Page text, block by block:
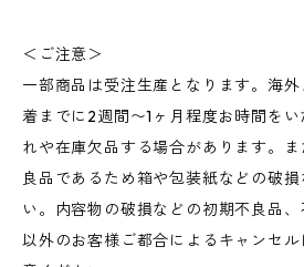
＜ご注意＞
一部商品は受注生産となります。海
着までに2週間〜1ヶ月程度お時間を
れや在庫欠品する場合があります。
良品であるため箱や包装紙などの破
い。内容物の破損などの初期不良品
以外のお客様ご都合によるキャンセ